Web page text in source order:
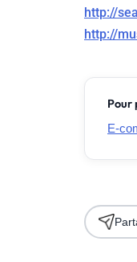
http://
http://
Pour
E-